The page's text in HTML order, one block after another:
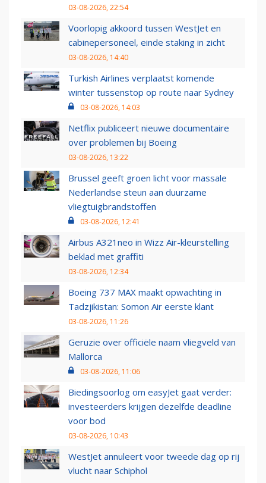
03-08-2026, 22:54
Voorlopig akkoord tussen WestJet en
cabinepersoneel, einde staking in zicht
03-08-2026, 14:40
Turkish Airlines verplaatst komende
winter tussenstop op route naar Sydney
03-08-2026, 14:03
Netflix publiceert nieuwe documentaire
over problemen bij Boeing
03-08-2026, 13:22
Brussel geeft groen licht voor massale
Nederlandse steun aan duurzame
vliegtuigbrandstoffen
03-08-2026, 12:41
Airbus A321neo in Wizz Air-kleurstelling
beklad met graffiti
03-08-2026, 12:34
Boeing 737 MAX maakt opwachting in
Tadzjikistan: Somon Air eerste klant
03-08-2026, 11:26
Geruzie over officiële naam vliegveld van
Mallorca
03-08-2026, 11:06
Biedingsoorlog om easyJet gaat verder:
investeerders krijgen dezelfde deadline
voor bod
03-08-2026, 10:43
WestJet annuleert voor tweede dag op rij
vlucht naar Schiphol